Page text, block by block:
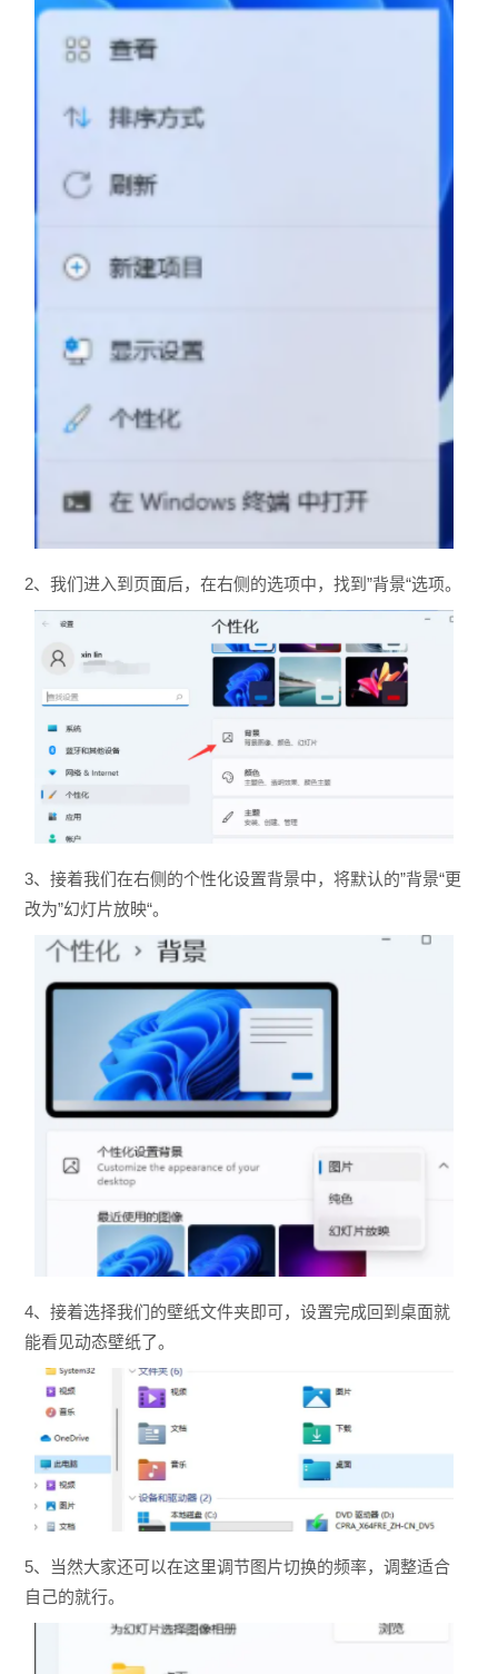
2、 我们进入到页面后，在右侧的选项中，找到”背景“选项。
3、接着我们在右侧的个性化设置背景中，将默认的”背景“更
改为”幻灯片放映“。
4、 接着选择我们的壁纸文件夹即可，设置完成回到桌面就
能看见动态壁纸了。
5、当然大家还可以在这里调节图片切换的频率，调整适合
自己的就行。